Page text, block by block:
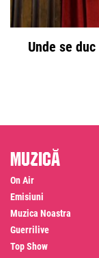
Unde se
Muzică
On Air
Emisiuni
Muzica Noastra
Guerrilive
Top Show